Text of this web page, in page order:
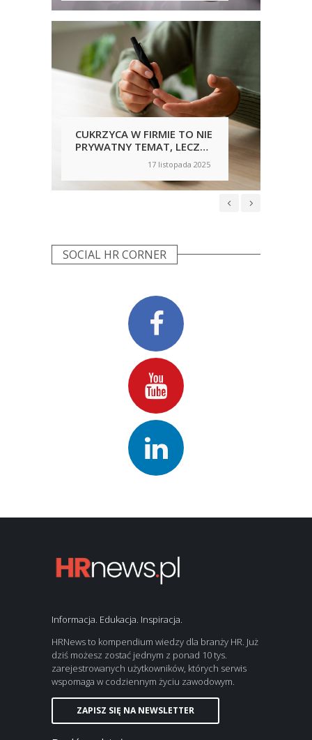
CUKRZYCA W FIRMIE TO NIE
PRYWATNY TEMAT, LECZ
KWESTIA BEZPIECZEŃSTWA
I KULTURY PRACY
17 listopada 2025
SOCIAL HR CORNER
Informacja. Edukacja. Inspiracja.
HRNews to kompendium wiedzy dla branży HR. Już
dziś możesz zostać jednym z ponad 10 tys.
zarejestrowanych użytkowników, których serwis
wspomaga w codziennym życiu zawodowym.
ZAPISZ SIĘ NA NEWSLETTER